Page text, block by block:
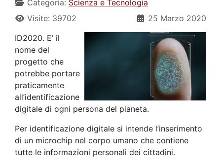
Categoria: Scienza e Tecnologia
25 Marzo 2020
Visite: 39702
ID2020. E’ il
nome del
progetto che
potrebbe portare
praticamente
all’identificazione
digitale di ogni persona del pianeta.
Per identificazione digitale si intende l’inserimento
di un microchip nel corpo umano che contiene
tutte le informazioni personali dei cittadini.